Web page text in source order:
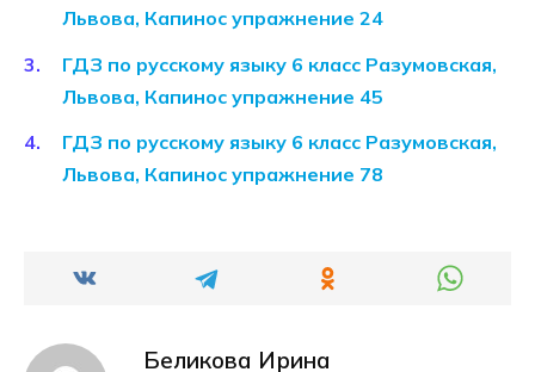
Львова, Капинос упражнение 24
ГДЗ по русскому языку 6 класс Разумовская,
Львова, Капинос упражнение 45
ГДЗ по русскому языку 6 класс Разумовская,
Львова, Капинос упражнение 78
Беликова Ирина